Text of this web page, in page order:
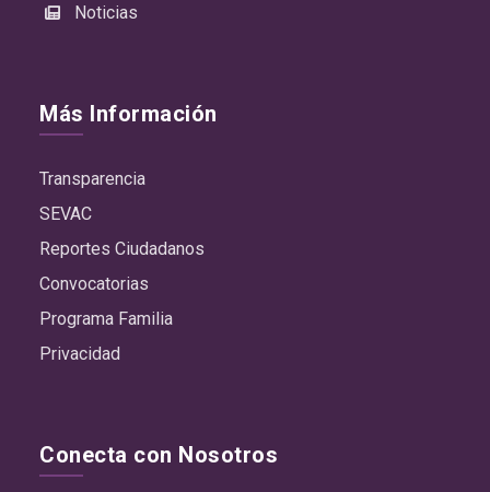
Noticias
Más Información
Transparencia
SEVAC
Reportes Ciudadanos
Convocatorias
Programa Familia
Privacidad
Conecta con Nosotros